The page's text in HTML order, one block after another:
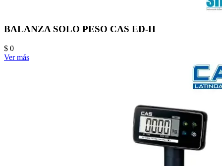
BALANZA SOLO PESO CAS ED-H
$ 0
Ver más